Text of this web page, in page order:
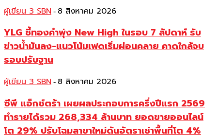
ผู้เขียน 3 SBN - 8 สิงหาคม 2026
YLG ชี้ทองคำพุ่ง New High ในรอบ 7 สัปดาห์ รับ
ข่าวน้ำมันลง-แนวโน้มเฟดเริ่มผ่อนคลาย คาดใกล้จบ
รอบปรับฐาน
ผู้เขียน 3 SBN - 8 สิงหาคม 2026
ซีพี แอ็กซ์ตร้า เผยผลประกอบการครึ่งปีแรก 2569
ทำรายได้รวม 268,334 ล้านบาท ยอดขายออนไลน์
โต 29% ปรับโฉมสาขาใหม่ดันอัตราเช่าพื้นที่โต 4%